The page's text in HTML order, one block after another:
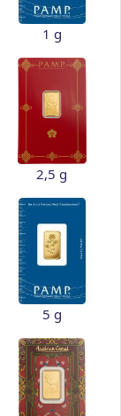
1 g
2,5 g
5 g